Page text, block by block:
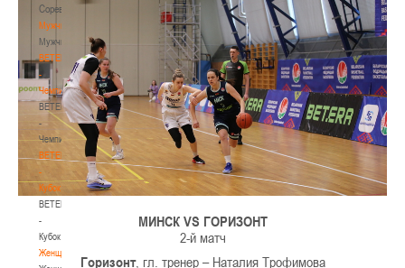
Соревнования
Мужчины
Мужчины
BETERA
-
Чемпионат
BETERA
-
Чемпионат
BETERA
-
Кубок
BETERA
-
Кубок
Женщины
МИНСК VS ГОРИЗОНТ
2-й матч
Горизонт, гл. тренер – Наталия Трофимова